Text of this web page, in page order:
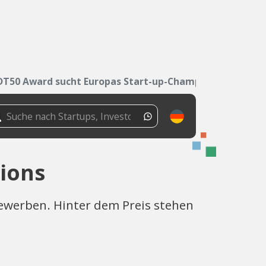
Award sucht Europas Start-up-Champions
Hinter dem Preis stehen